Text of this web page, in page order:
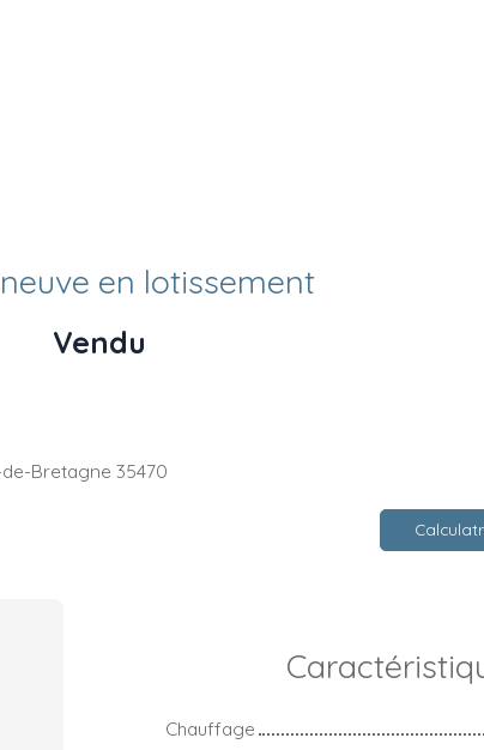
en lotissement
Vendu
Bretagne 35470
Chauffage